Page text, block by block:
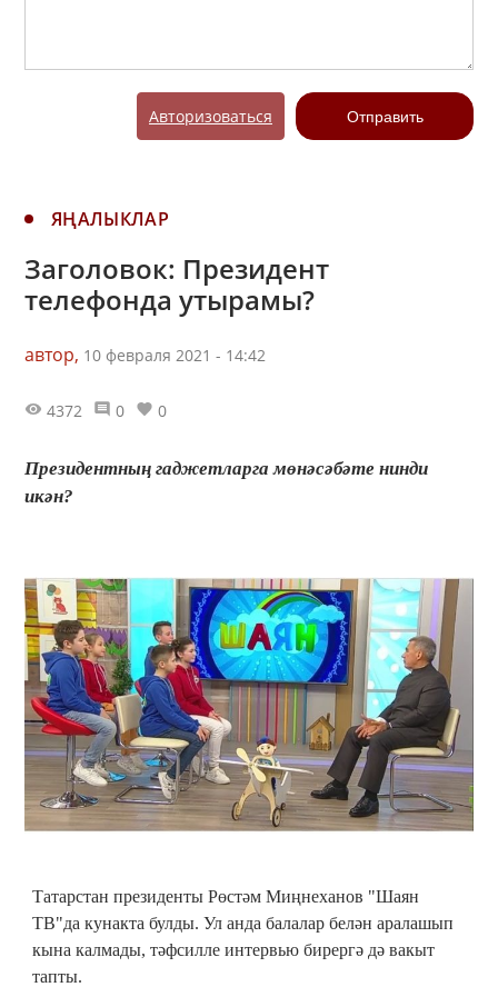
Авторизоваться Отправить
ЯҢАЛЫКЛАР
Заголовок: Президент
телефонда утырамы?
автор, 10 февраля 2021 - 14:42
4372 0 0
Президентның гаджетларга мөнәсәбәте нинди
икән?
Татарстан президенты Рөстәм Миңнеханов "Шаян
ТВ"да кунакта булды. Ул анда балалар белән аралашып
кына калмады, тәфсилле интервью бирергә дә вакыт
тапты.